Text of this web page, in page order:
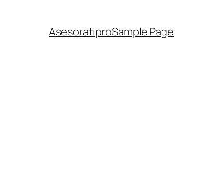
AsesoratiproSample Page